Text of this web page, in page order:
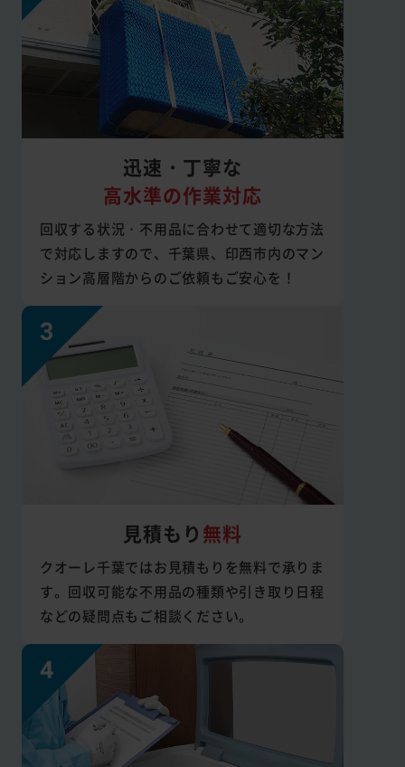
迅速・丁寧な
高水準の作業対応
回収する状況・不用品に合わせて適切な方法
で対応しますので、千葉県、印西市内のマン
ション高層階からのご依頼もご安心を！
見積もり 無料
クオーレ千葉ではお見積もりを無料で承りま
す。回収可能な不用品の種類や引き取り日程
などの疑問点もご相談ください。